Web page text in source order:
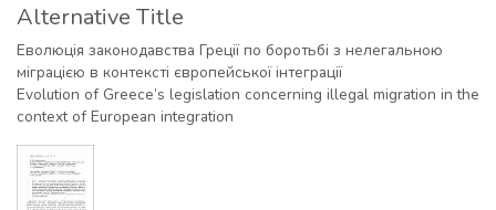
Alternative Title
Еволюція законодавства Греції по боротьбі з нелегальною
міграцією в контексті європейської інтеграції
Evolution of Greece’s legislation concerning illegal migration in the
context of European integration